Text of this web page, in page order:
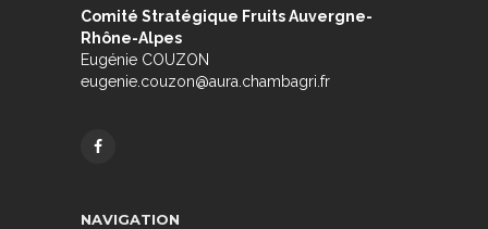
Comité Stratégique Fruits Auvergne-
Rhône-Alpes
Eugénie COUZON
eugenie.couzon@aura.chambagri.fr
NAVIGATION